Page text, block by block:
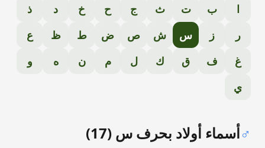
ا ب ت ث ج ح خ د
ذ
ر
ز س ش ص ض ط ظ
ع
غ
ف ق ك ل م ن ه
و
ي
♂أسماء أولاد بحرف س (
17
)